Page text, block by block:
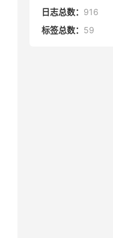
日志总数： 916
标签总数： 59